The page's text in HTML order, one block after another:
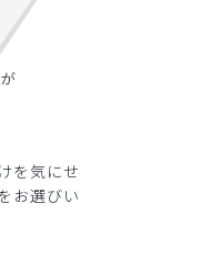
を気にせ
お選びい